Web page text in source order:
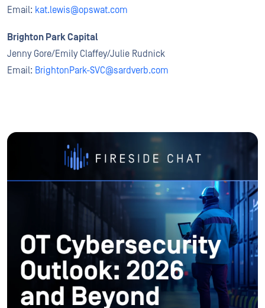
Email: kat.lewis@opswat.com
Brighton Park Capital
Jenny Gore/Emily Claffey/Julie Rudnick
Email: BrightonPark-SVC@sardverb.com